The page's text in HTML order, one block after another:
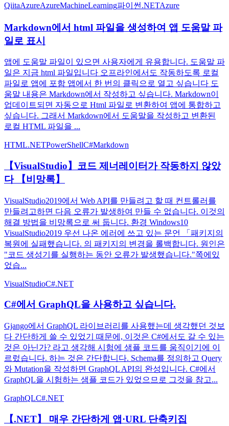
QiitaAzureAzureMachineLearning파이썬 .NETAzure
Markdown에서 html 파일을 생성하여 앱 도움말 파
일로 표시
앱에 도움말 파일이 있으면 사용자에게 유용합니다. 도움말 파
일은 지금 html 파일입니다 오프라인에서도 작동하도록 로컬
파일로 앱에 포함 앱에서 한 번의 클릭으로 열고 싶습니다 도
움말 내용은 Markdown에서 작성하고 싶습니다. Markdown이
업데이트되면 자동으로 Html 파일로 변환하여 앱에 통합하고
싶습니다. 그래서 Markdown에서 도움말을 작성하고 변환된
로컬 HTML 파일을 ...
HTML.NETPowerShellC#Markdown
【VisualStudio】코드 제너레이터가 작동하지 않았
다 【비망록】
VisualStudio2019에서 Web API를 만들려고 할 때 컨트롤러를
만들려고하면 다음 오류가 발생하여 만들 수 없습니다. 이것의
해결 방법을 비망록으로 써 둡니다. 환경 Windows10
VisualStudio2019 우선 나온 에러에 쓰고 있는 문언 「패키지의
복원에 실패했습니다. 의 패키지의 변경을 롤백합니다. 원인은
"코드 생성기를 실행하는 동안 오류가 발생했습니다."쪽에있
었습...
VisualStudioC#.NET
C#에서 GraphQL을 사용하고 싶습니다.
Gjango에서 GraphQL 라이브러리를 사용했는데 생각했던 것보
다 간단하게 쓸 수 있었기 때문에, 이것은 C#에서도 갈 수 있는
것은 아닌가? 라고 생각해 시험에 샘플 코드를 움직이기에 이
르렀습니다. 하는 것은 간단합니다. Schema를 정의하고 Query
와 Mutation을 작성하면 GraphQL API의 완성입니다. C#에서
GraphQL을 시험하는 샘플 코드가 있었으므로 그것을 참고...
GraphQLC#.NET
【.NET】 매우 간단하게 앱·URL 단축키집